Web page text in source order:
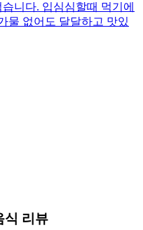
니다. 입심심할때 먹기에
물 없어도 달달하고 맛있
식 리뷰